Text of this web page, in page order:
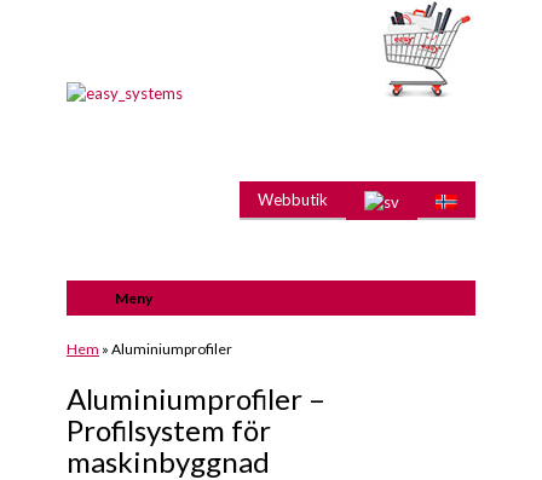
Webbutik
Meny
Hem » Aluminiumprofiler
Aluminiumprofiler –
Profilsystem för
maskinbyggnad